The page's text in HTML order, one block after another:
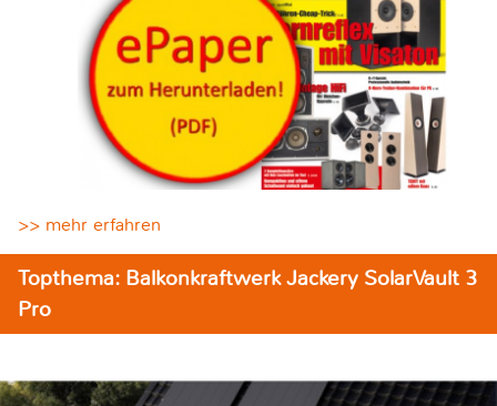
>> mehr erfahren
Topthema: Balkonkraftwerk Jackery SolarVault 3
Pro